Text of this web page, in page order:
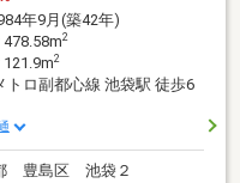
年9月(築42年)
478.58m2
121.9m2
トロ副都心線 池袋駅 徒歩6
豊島区 池袋２